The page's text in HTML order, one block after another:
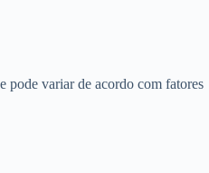
pode variar de acordo com fatores